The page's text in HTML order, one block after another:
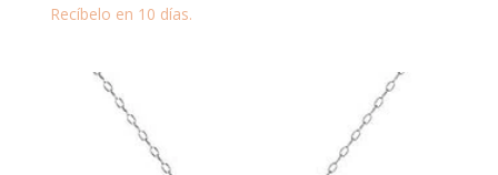
Recíbelo en 10 días.